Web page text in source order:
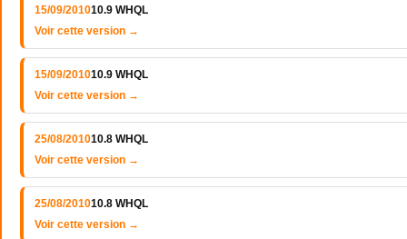
15/09/201010.9 WHQL
Voir cette version →
15/09/201010.9 WHQL
Voir cette version →
25/08/201010.8 WHQL
Voir cette version →
25/08/201010.8 WHQL
Voir cette version →